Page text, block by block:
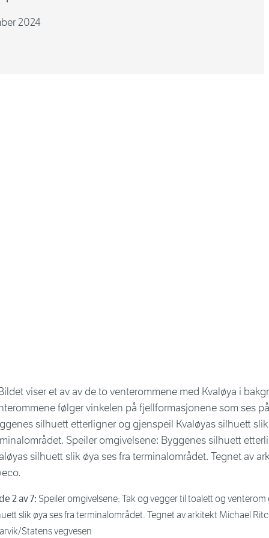
2024
2 av 7: Speiler omgivelsene: Tak og vegger til toalett og venterom
slik øya ses fra terminalområdet. Tegnet av arkitekt Michael
Statens vegvesen